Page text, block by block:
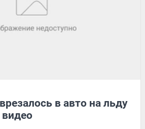
в авто на льду